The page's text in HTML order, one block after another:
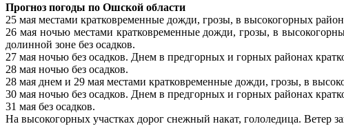
Прогноз погоды по Ошской области
25 мая местами кратковременные дожди, грозы, в высокогорных
26 мая ночью местами кратковременные дожди, грозы, в
долинной зоне без осадков.
27 мая ночью без осадков. Днем в предгорных и горных районах
28 мая ночью без осадков.
28 мая днем и 29 мая местами кратковременные дожди, грозы, в
30 мая ночью без осадков. Днем в предгорных и горных районах
31 мая без осадков.
На высокогорных участках дорог снежный накат, гололедица. Ветер